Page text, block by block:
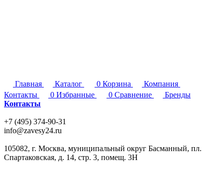
Главная Каталог 0 Корзина
Компания
Контакты
0 Избранные 0 Сравнение
Бренды
Контакты
+7 (495) 374-90-31
info@zavesy24.ru
105082, г. Москва, муниципальный округ Басманный, пл.
Спартаковская, д. 14, стр. 3, помещ. 3Н